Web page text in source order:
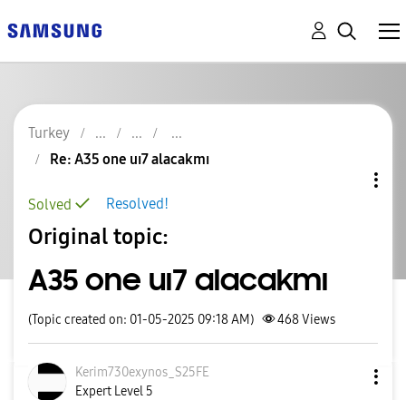
Turkey
Re: A35 one uı7 alacakmı
Resolved!
Solved
Original topic:
A35 one uı7 alacakmı
(Topic created on: 01-05-2025 09:18 AM) 468Views
Kerim730exynos_ S25FE
Expert Level 5